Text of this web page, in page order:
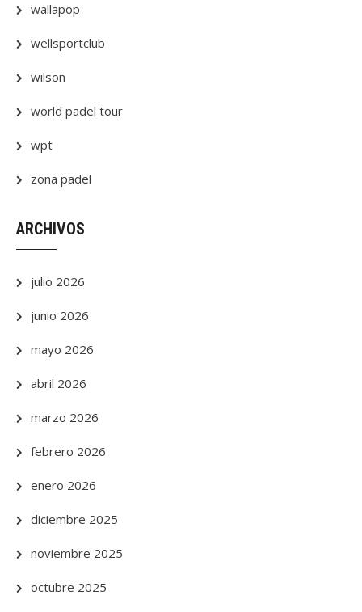
wallapop
wellsportclub
wilson
world padel tour
wpt
zona padel
ARCHIVOS
julio 2026
junio 2026
mayo 2026
abril 2026
marzo 2026
febrero 2026
enero 2026
diciembre 2025
noviembre 2025
octubre 2025